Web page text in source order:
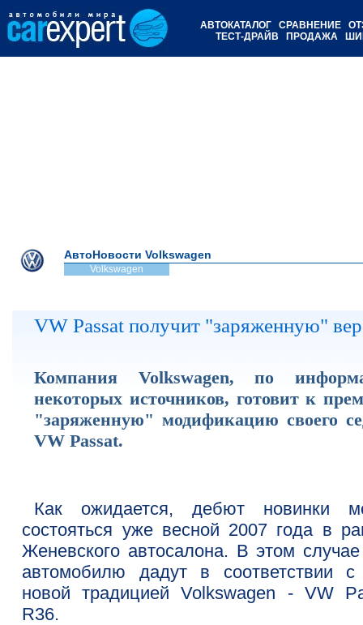
АВТОКАТАЛОГ СРАВНЕНИЕ
ТЕСТ-ДРАЙВ
ПРОДАЖА
АвтоНовости Volkswagen
Volkswagen
VW Passat получит "заряженную"
Компания Volkswagen, по
некоторых источников, готовит к
"заряженную" модификацию своего
VW Passat.
Как ожидается, дебют новинки
состояться уже весной 2007 года в
Женевского автосалона. В этом
автомобилю дадут в соответствии
новой традицией Volkswagen - VW
R36.